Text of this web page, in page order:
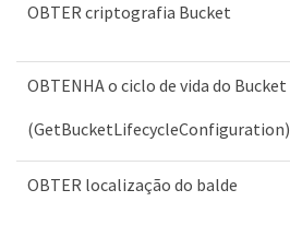
OBTER criptografia Bucket
OBTENHA o ciclo de vida do Bucket
(GetBucketLifecycleConfiguration)
OBTER localização do balde